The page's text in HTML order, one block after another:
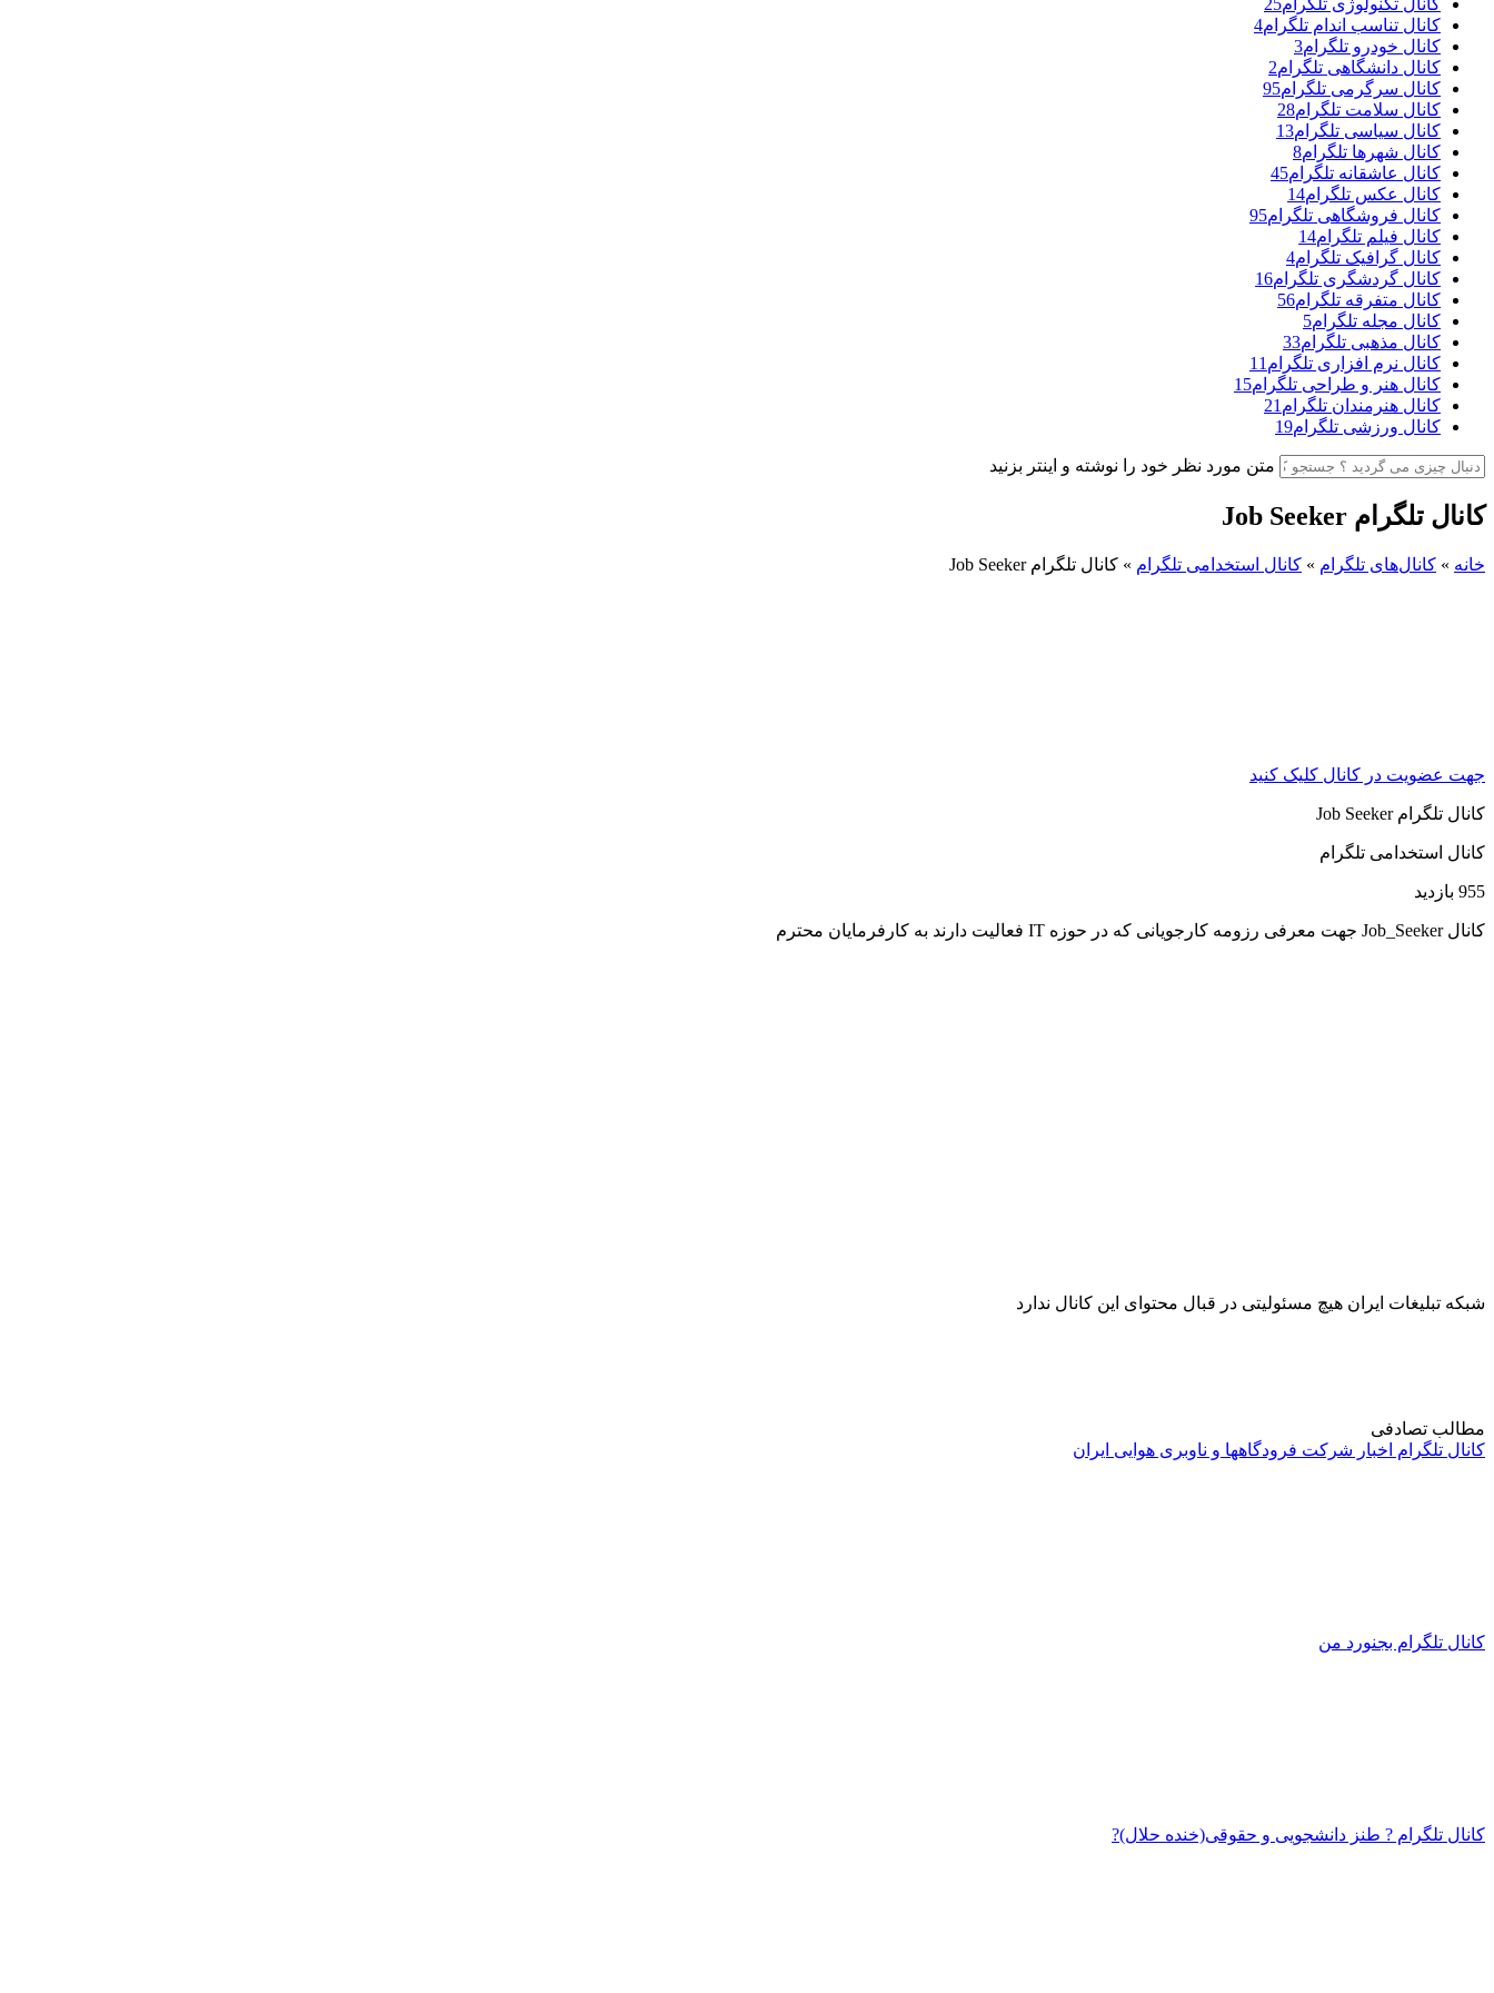
کانال تناسب اندام تلگرام4
کانال خودرو تلگرام3
کانال دانشگاهی تلگرام2
کانال سرگرمی تلگرام95
کانال سلامت تلگرام28
کانال سیاسی تلگرام13
کانال شهرها تلگرام8
کانال عاشقانه تلگرام45
کانال عکس تلگرام14
کانال فروشگاهی تلگرام95
کانال فیلم تلگرام14
کانال گرافیک تلگرام4
کانال گردشگری تلگرام16
کانال متفرقه تلگرام56
کانال مجله تلگرام5
کانال مذهبی تلگرام33
کانال نرم افزاری تلگرام 11
کانال هنر و طراحی تلگرام15
کانال هنرمندان تلگرام 21
کانال ورزشی تلگرام19
متن مورد نظر خود را نوشته و اینتر بزنید
کانال تلگرام Job Seeker
خانه » کانال‌های تلگرام » کانال استخدامی تلگرام » کانال تلگرام Job Seeker
جهت عضویت در کانال کلیک کنید
کانال تلگرام Job Seeker
کانال استخدامی تلگرام
955 بازدید
کانال Job_Seeker جهت معرفی رزومه کارجویانی که در حوزه IT فعالیت دارند به کارفرمایان محترم
شبکه تبلیغات ایران هیچ مسئولیتی در قبال محتوای این کانال ندارد
مطالب تصادفی
کانال تلگرام اخبار شرکت فرودگاهها و ناوبری هوایی ایران
کانال تلگرام بجنورد من
کانال تلگرام ?‌‌ طنز دانشجویی و حقوقی(خنده حلال)?